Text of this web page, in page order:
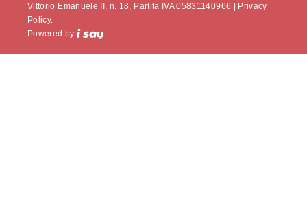
Vittorio Emanuele II, n. 18, Partita IVA 05831140966 | Privacy
Policy.
Powered by